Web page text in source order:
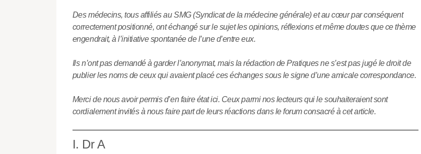
Des médecins, tous affiliés au SMG (Syndicat de la médecine générale) et au cœur par conséquent
correctement positionné, ont échangé sur le sujet les opinions, réflexions et même doutes que ce thème
engendrait, à l’initiative spontanée de l’une d’entre eux.
Ils n’ont pas demandé à garder l’anonymat, mais la rédaction de Pratiques ne s’est pas jugé le droit de
publier les noms de ceux qui avaient placé ces échanges sous le signe d’une amicale correspondance.
Merci de nous avoir permis d’en faire état ici. Ceux parmi nos lecteurs qui le souhaiteraient sont
cordialement invités à nous faire part de leurs réactions dans le forum consacré à cet article.
I. Dr A